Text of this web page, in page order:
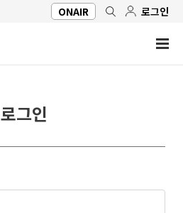
ONAIR 로그인
로그인